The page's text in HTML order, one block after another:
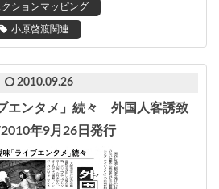
クションマッピング
小原啓渡関連
2010.09.26
エンタメ」続々 外国人客誘致
年9月26日発行